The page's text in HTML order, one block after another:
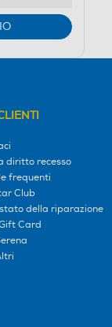
diritto recesso
frequenti
Club
della riparazione
Card